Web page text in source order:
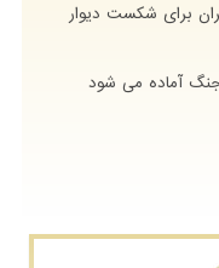
برای شکست دیوار
جنگ آماده می شود